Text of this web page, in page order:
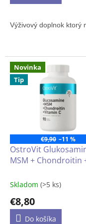
Výživový doplnok ktorý
Novinka
Tip
€9,90 –11 %
OstroVit
MSM + Chondroitin
Skladom (>5 ks)
€8,80
Do košíka